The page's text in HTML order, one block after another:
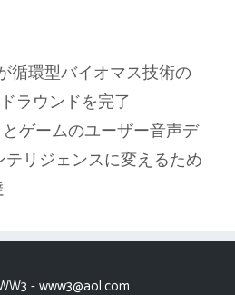
循環型バイオマス技術の
ラウンドを完了
とゲームのユーザー音声デ
リジェンスに変えるため
-www3@aol.com